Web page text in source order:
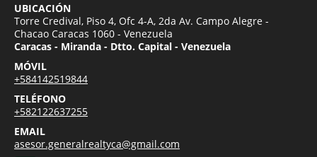
UBICACIÓN
Torre Credival, Piso 4, Ofc 4-A, 2da Av. Campo Alegre -
Chacao Caracas 1060 - Venezuela
Caracas - Miranda - Dtto. Capital - Venezuela
MÓVIL
+584142519844
TELÉFONO
+582122637255
EMAIL
asesor.generalrealtyca@gmail.com